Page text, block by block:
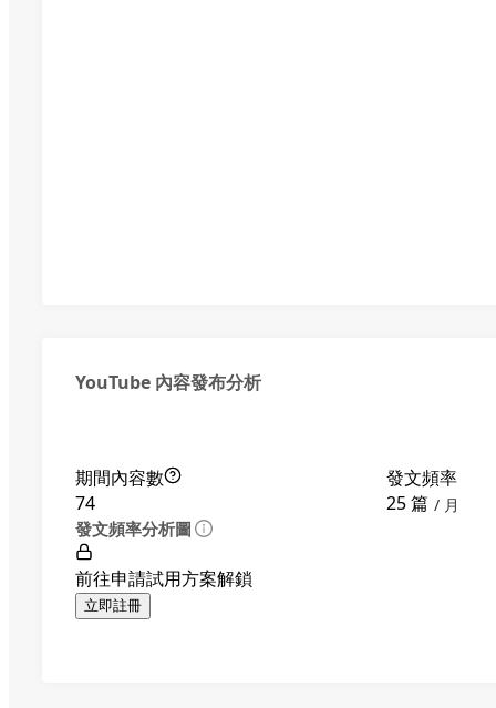
YouTube 內容發布分析
期間內容數
74
發文頻率
25 篇
月
發文頻率分析圖
前往申請試用方案解鎖
立即註冊